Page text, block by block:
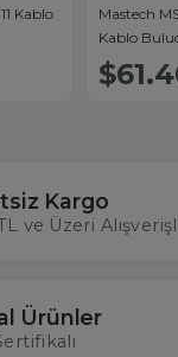
Kablo
Mastech
Kablo
Kargo
ve Üzeri
Ürünler